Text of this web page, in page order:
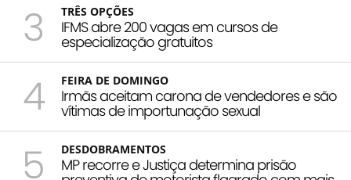
3 TRÊS OPÇÕES
IFMS abre 200 vagas em cursos de
especialização gratuitos
4 FEIRA DE DOMINGO
Irmãs aceitam carona de vendedores e são
vítimas de importunação sexual
5 DESDOBRAMENTOS
MP recorre e Justiça determina prisão